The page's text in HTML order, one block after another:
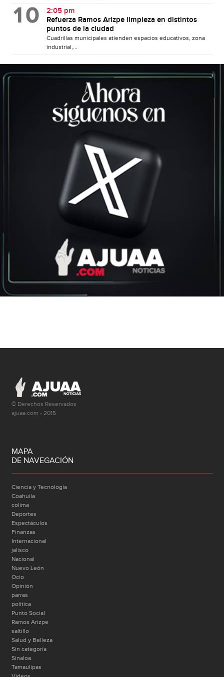
2:05 pm
Refuerza Ramos Arizpe limpieza en distintos
puntos de la ciudad
Cuadrillas municipales atienden espacios educativos, zona
industrial,...
© Derechos Reservados
ajuaa.com - 2015
MAPA
DE NAVEGACIÓN
Ciencia y Tecnología
Coahuila
colima
Deportes
Espectáculos
Finanzas
Internacional
jalisco
Nacional
Nuevo León
Ocio
Opinión
parras
politica
Punto Social
Ramos Arizpe
saltillo
Salud y Belleza
Sin categoría
Sinaloa
Tamaulipas